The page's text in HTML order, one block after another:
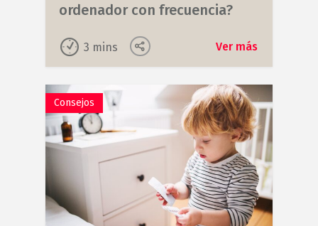
ordenador con frecuencia?
3 mins Ver más
Consejos